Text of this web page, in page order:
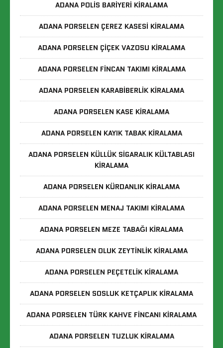
ADANA POLIS BARIYERI KIRALAMA
ADANA PORSELEN ÇEREZ KASESI KIRALAMA
ADANA PORSELEN ÇIÇEK VAZOSU KIRALAMA
ADANA PORSELEN FINCAN TAKIMI KIRALAMA
ADANA PORSELEN KARABIBERLIK KIRALAMA
ADANA PORSELEN KASE KIRALAMA
ADANA PORSELEN KAYIK TABAK KIRALAMA
ADANA PORSELEN KÜLLÜK SIGARALIK KÜLTABLASI
KIRALAMA
ADANA PORSELEN KÜRDANLIK KIRALAMA
ADANA PORSELEN MENAJ TAKIMI KIRALAMA
ADANA PORSELEN MEZE TABAĞI KIRALAMA
ADANA PORSELEN OLUK ZEYTINLIK KIRALAMA
ADANA PORSELEN PEÇETELIK KIRALAMA
ADANA PORSELEN SOSLUK KETÇAPLIK KIRALAMA
ADANA PORSELEN TÜRK KAHVE FINCANI KIRALAMA
ADANA PORSELEN TUZLUK KIRALAMA